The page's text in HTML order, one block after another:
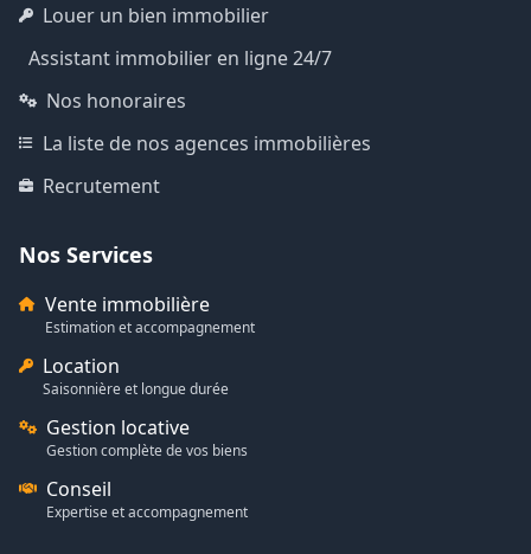
Louer un bien immobilier
Assistant immobilier en ligne 24/7
Nos honoraires
La liste de nos agences immobilières
Recrutement
Nos Services
Vente immobilière
Estimation et accompagnement
Location
Saisonnière et longue durée
Gestion locative
Gestion complète de vos biens
Conseil
Expertise et accompagnement